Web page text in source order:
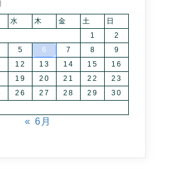
水 木 金 土
日
1
2
5 6 7 8
9
12 13 14 15
16
19 20 21 22
23
26 27 28 29
30
« 6月